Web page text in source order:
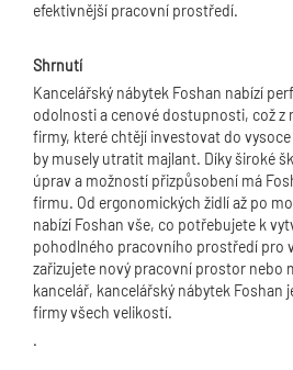
efektivnější pracovní prostředí.
Shrnutí
Kancelářský nábytek Foshan nabízí
odolnosti a cenové dostupnosti, což z
firmy, které chtějí investovat do
by musely utratit majlant. Díky široké
úprav a možností přizpůsobení má
firmu. Od ergonomických židlí až po
nabízí Foshan vše, co potřebujete k
pohodlného pracovního prostředí pro
zařizujete nový pracovní prostor nebo
kancelář, kancelářský nábytek Foshan
firmy všech velikostí.
.